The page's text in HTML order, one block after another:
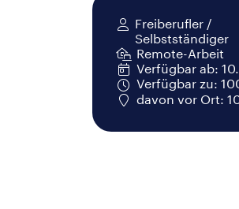
Freiberufler /
Selbstständiger
Remote-Arbeit
Verfügbar ab:
Verfügbar zu:
davon vor Ort: